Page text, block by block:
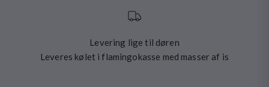
Levering lige til døren
Leveres kølet i flamingokasse med masser af is